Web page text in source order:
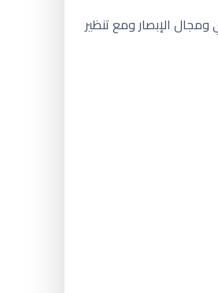
العصب البصري ومجال الإبصار ومع تنظير